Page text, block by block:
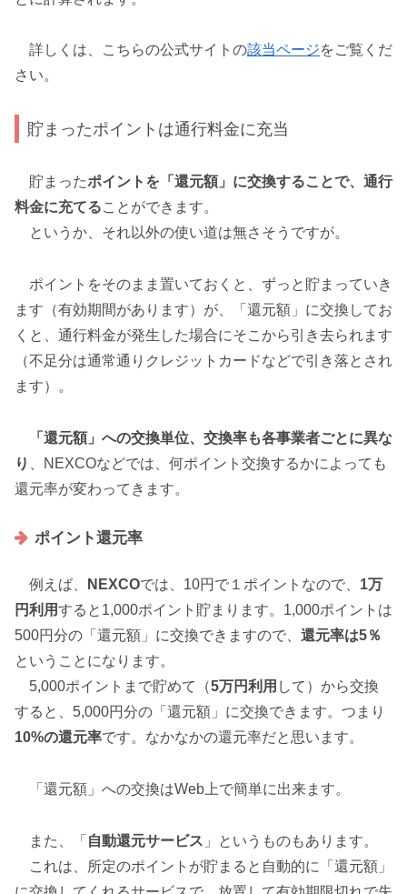
詳しくは、こちらの公式サイトの該当ページをご覧くだ
さい。
貯まったポイントは通行料金に充当
貯まったポイントを「還元額」に交換することで、通行
料金に充てることができます。
というか、それ以外の使い道は無さそうですが。
ポイントをそのまま置いておくと、ずっと貯まっていき
ます（有効期間があります）が、「還元額」に交換してお
くと、通行料金が発生した場合にそこから引き去られます
（不足分は通常通りクレジットカードなどで引き落とされ
ます）。
「還元額」への交換単位、交換率も各事業者ごとに異な
り
、NEXCOなどでは、何ポイント交換するかによっても
還元率が変わってきます。
ポイント還元率
例えば、 NEXCOでは、10円で１ポイントなので、 1万
円利用すると1,000ポイント貯まります。1,000ポイントは
500円分の「還元額」に交換できますので、 還元率は5％
ということになります。
5,000ポイントまで貯めて（5万円利用 して）から交換
すると、5,000円分の「還元額」に交換できます。つまり
10%の還元率です。なかなかの還元率だと思います。
「還元額」への交換はWeb上で簡単に出来ます。
また、「 自動還元サービス 」というものもあります。
これは、所定のポイントが貯まると自動的に「還元額」